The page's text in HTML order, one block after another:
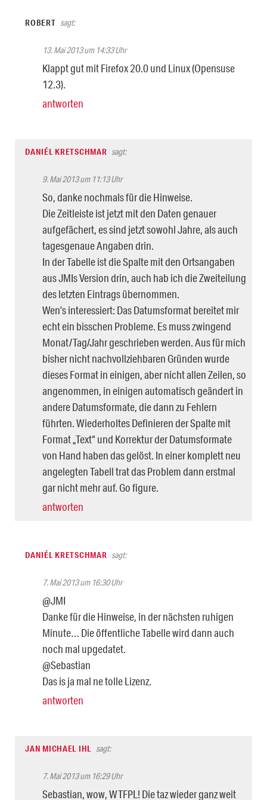
ROBERT sagt:
13. Mai 2013 um 14:33 Uhr
Klappt gut mit Firefox 20.0 und Linux (Opensuse
12.3).
antworten
DANIÉL KRETSCHMAR sagt:
9. Mai 2013 um 11:13 Uhr
So, danke nochmals für die Hinweise.
Die Zeitleiste ist jetzt mit den Daten genauer
aufgefächert, es sind jetzt sowohl Jahre, als auch
tagesgenaue Angaben drin.
In der Tabelle ist die Spalte mit den Ortsangaben
aus JMIs Version drin, auch hab ich die Zweiteilung
des letzten Eintrags übernommen.
Wen’s interessiert: Das Datumsformat bereitet mir
echt ein bisschen Probleme. Es muss zwingend
Monat/Tag/Jahr geschrieben werden. Aus für mich
bisher nicht nachvollziehbaren Gründen wurde
dieses Format in einigen, aber nicht allen Zeilen, so
angenommen, in einigen automatisch geändert in
andere Datumsformate, die dann zu Fehlern
führten. Wiederholtes Definieren der Spalte mit
Format „Text“ und Korrektur der Datumsformate
von Hand haben das gelöst. In einer komplett neu
angelegten Tabell trat das Problem dann erstmal
gar nicht mehr auf. Go figure.
antworten
DANIÉL KRETSCHMAR sagt:
7. Mai 2013 um 16:30 Uhr
@JMI
Danke für die Hinweise, in der nächsten ruhigen
Minute… Die öffentliche Tabelle wird dann auch
noch mal upgedatet.
@Sebastian
Das is ja mal ne tolle Lizenz.
antworten
JAN MICHAEL IHL sagt:
7. Mai 2013 um 16:29 Uhr
Sebastian, wow, WTFPL! Die taz wieder ganz weit